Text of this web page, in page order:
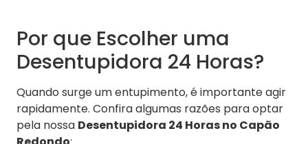
Por que Escolher uma
Desentupidora 24 Horas?
Quando surge um entupimento, é importante agir
rapidamente. Confira algumas razões para optar
pela nossa Desentupidora 24 Horas no Capão